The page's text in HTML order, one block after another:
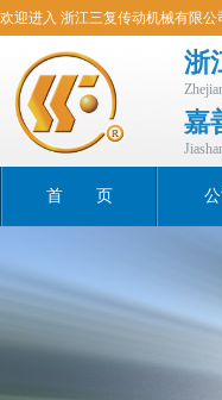
欢迎进入 浙江三复传动机械有限公
浙
嘉
首 页